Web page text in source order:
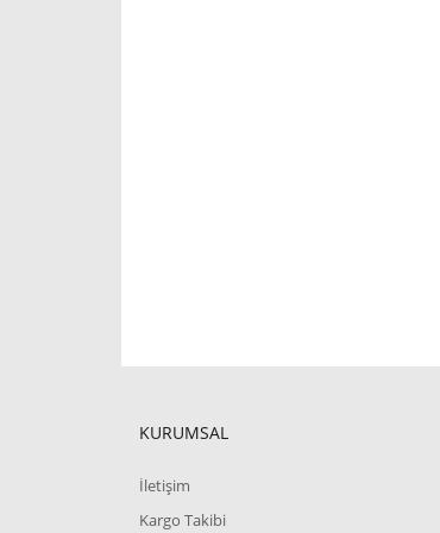
KURUMSAL
İletişim
Kargo Takibi